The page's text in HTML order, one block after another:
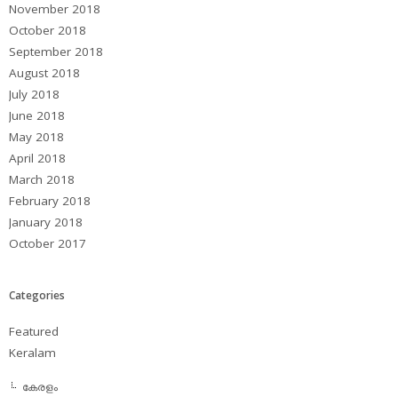
November 2018
October 2018
September 2018
August 2018
July 2018
June 2018
May 2018
April 2018
March 2018
February 2018
January 2018
October 2017
Categories
Featured
Keralam
കേരളം